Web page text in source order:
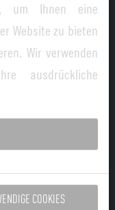
Gruppe
um Ihnen eine
Website zu bieten
Wir verwenden
ausdrückliche
COOKIES